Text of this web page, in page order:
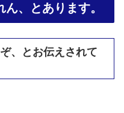
、とあります。
、とお伝えされて